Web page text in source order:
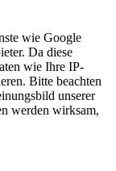
wie Google
Da diese
wie Ihre IP-
Bitte beachten
unserer
werden wirksam,